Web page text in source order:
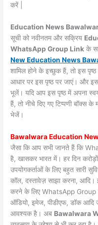
करें |
Education News
सूची को नवीनतम और सक्रिय
WhatsApp Group Link के
New Education News
शामिल होने के इच्छुक हैं, तो इस
आधार पर इस पृष्ठ पर जाएं। और
भूलें। यदि आप इस पृष्ठ में अपना
हैं, तो नीचे दिए गए टिप्पणी बॉक्स
भेजें।
Bawalwara Education
जैसा कि आप सभी जानते हैं कि
है, खासकर भारत में। हर दिन
उपयोगकर्ताओं के लिए बहुत सारी
कॉल, दस्तावेज़ साझा करना, आदि।
करने के लिए WhatsApp Group
ऑडियो, इमेज, पीडीएफ, डॉक आदि
आवश्यक है। अब Bawalwara